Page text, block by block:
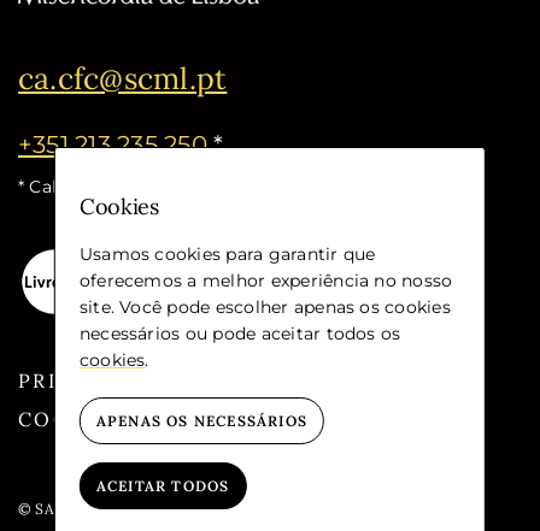
ca.cfc@scml.pt
+351 213 235 250*
* Call cost for the national fixed network
PRIVACY
COOKIES
© SANTA CASA DA MISERICÓRDIA DE LISBOA
Cookies
Usamos cookies para garantir que
oferecemos a melhor experiência no nosso
site. Você pode escolher apenas os cookies
necessários ou pode aceitar todos os
cookies.
APENAS OS NECESSÁRIOS
ACEITAR TODOS